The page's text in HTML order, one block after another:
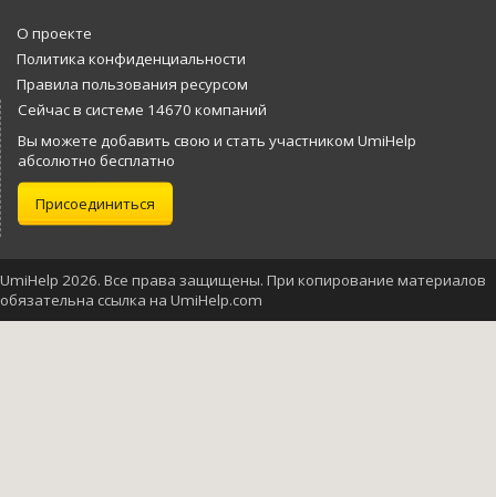
О проекте
Политика конфиденциальности
Правила пользования ресурсом
Сейчас в системе 14670 компаний
Вы можете добавить свою и стать участником UmiHelp
абсолютно бесплатно
Присоединиться
UmiHelp 2026. Все права защищены. При копирование материалов
обязательна ссылка на UmiHelp.com